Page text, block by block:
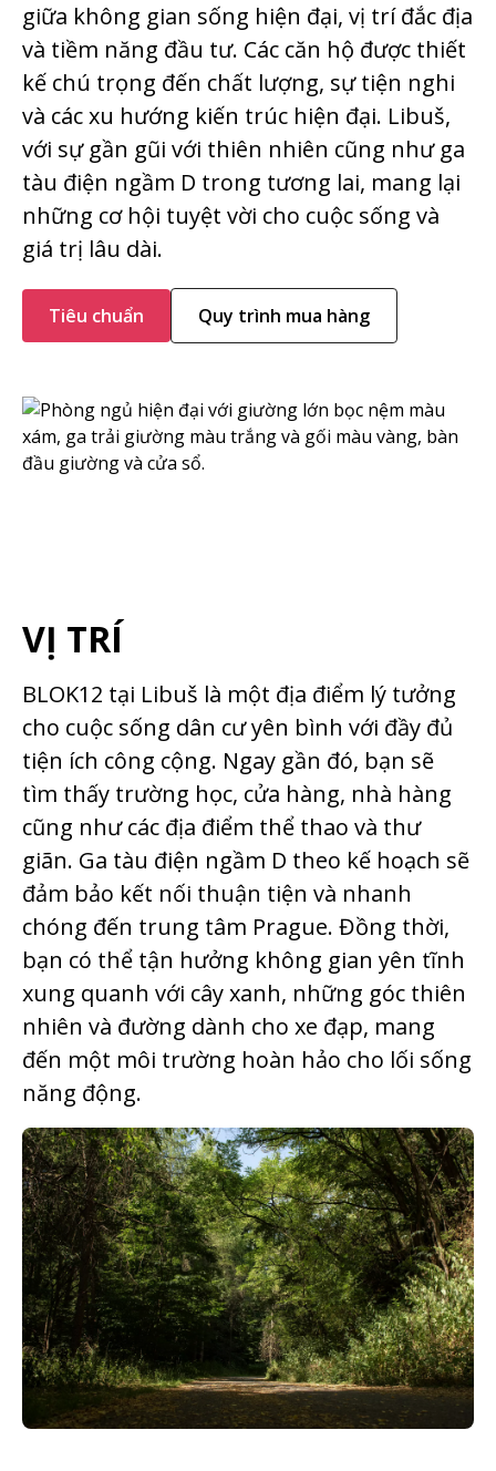
giữa không gian sống hiện đại, vị trí đắc địa
và tiềm năng đầu tư. Các căn hộ được thiết
kế chú trọng đến chất lượng, sự tiện nghi
và các xu hướng kiến trúc hiện đại. Libuš,
với sự gần gũi với thiên nhiên cũng như ga
tàu điện ngầm D trong tương lai, mang lại
những cơ hội tuyệt vời cho cuộc sống và
giá trị lâu dài.
Tiêu chuẩn Quy trình mua hàng
VỊ TRÍ
BLOK12 tại Libuš là một địa điểm lý tưởng
cho cuộc sống dân cư yên bình với đầy đủ
tiện ích công cộng. Ngay gần đó, bạn sẽ
tìm thấy trường học, cửa hàng, nhà hàng
cũng như các địa điểm thể thao và thư
giãn. Ga tàu điện ngầm D theo kế hoạch sẽ
đảm bảo kết nối thuận tiện và nhanh
chóng đến trung tâm Prague. Đồng thời,
bạn có thể tận hưởng không gian yên tĩnh
xung quanh với cây xanh, những góc thiên
nhiên và đường dành cho xe đạp, mang
đến một môi trường hoàn hảo cho lối sống
năng động.